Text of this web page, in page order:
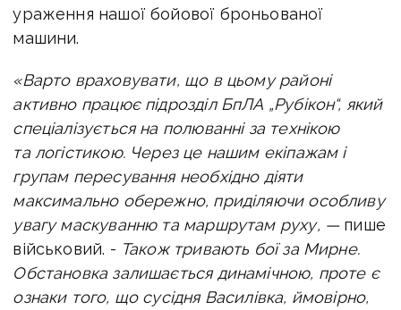
ураження нашої бойової броньованої
машини.
«Варто враховувати, що в цьому районі
активно працює підрозділ БпЛА „Рубікон“, який
спеціалізується на полюванні за технікою
та логістикою. Через це нашим екіпажам і
групам пересування необхідно діяти
максимально обережно, приділяючи особливу
увагу маскуванню та маршрутам руху, — пише
військовий. - Також тривають бої за Мирне.
Обстановка залишається динамічною, проте є
ознаки того, що сусідня Василівка, ймовірно,